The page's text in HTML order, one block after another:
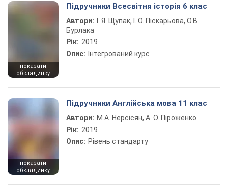
показати
обкладинку
Підручники Всесвітня історія 6 клас
Автори:
І. Я. Щупак, І. О. Піскарьова, О.В.
Бурлака
Рік: 2019
Опис: Інтегрований курс
показати
обкладинку
Підручники Англійська мова 11 клас
Автори: М.А. Нерсісян, А. О. Піроженко
Рік: 2019
Опис: Рівень стандарту